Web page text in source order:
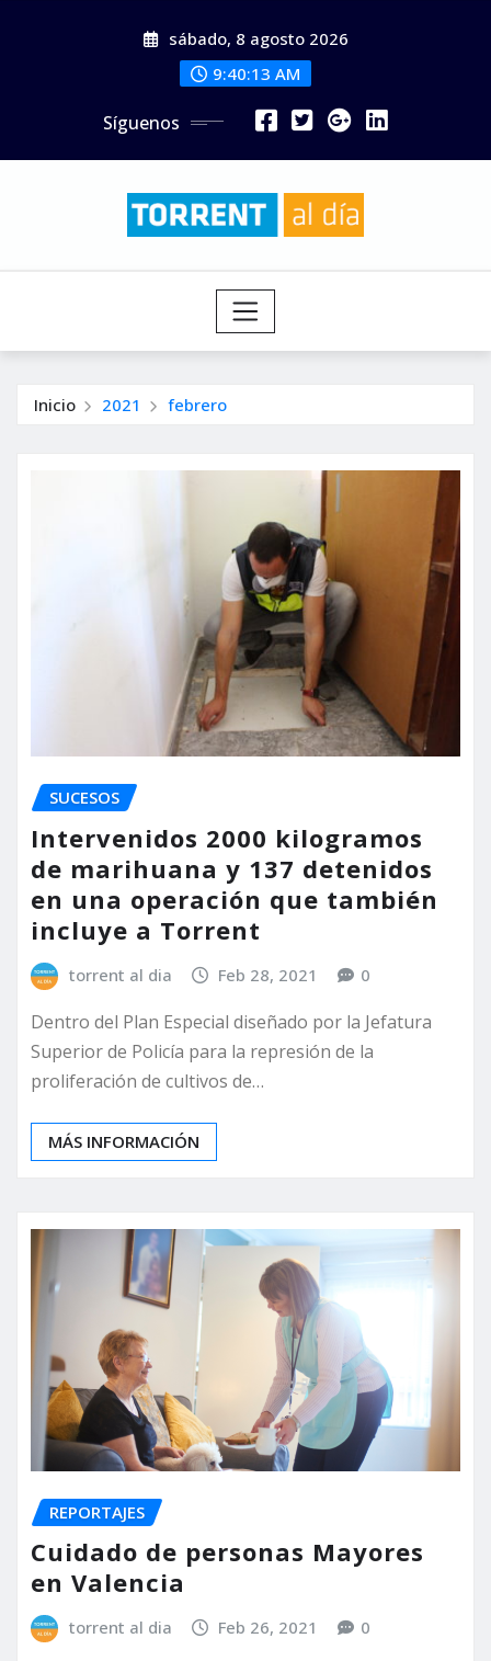
sábado, 8 agosto 2026
9:40:15 AM
Síguenos
Inicio 2021 febrero
SUCESOS
Intervenidos 2000 kilogramos
de marihuana y 137 detenidos
en una operación que también
incluye a Torrent
torrent al dia Feb 28, 2021 0
Dentro del Plan Especial diseñado por la Jefatura
Superior de Policía para la represión de la
proliferación de cultivos de…
MÁS INFORMACIÓN
REPORTAJES
Cuidado de personas Mayores
en Valencia
torrent al dia Feb 26, 2021 0